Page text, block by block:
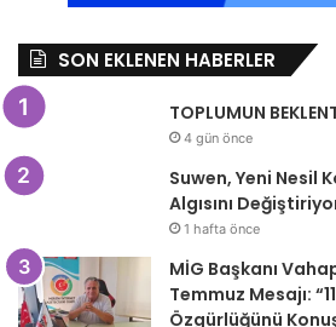
SON EKLENEN HABERLER
TOPLUMUN
4 gün önce
Suwen, Yeni Nesil
Algısını
1 hafta önce
MİG Başkanı
Temmuz Mesajı:
Özgürlüğünü